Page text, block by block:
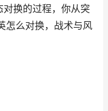
换的过程，你从突
怎么对换，战术与风